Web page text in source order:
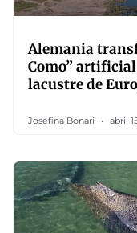
Alemania
Como”
lacustre de
Josefina Bonari abril